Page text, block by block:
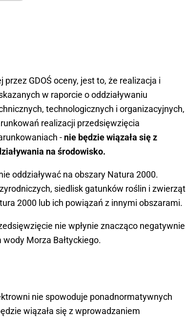
GDOŚ oceny, jest to, że realizacja i
w raporcie o oddziaływaniu
technologicznych i organizacyjnych,
realizacji przedsięwzięcia
- nie będzie wiązała się z
na środowisko.
oddziaływać na obszary Natura 2000.
siedlisk gatunków roślin i zwierząt
2000 lub ich powiązań z innymi obszarami.
nie wpłynie znacząco negatywnie
Morza Bałtyckiego.
nie spowoduje ponadnormatywnych
wiązała się z wprowadzaniem